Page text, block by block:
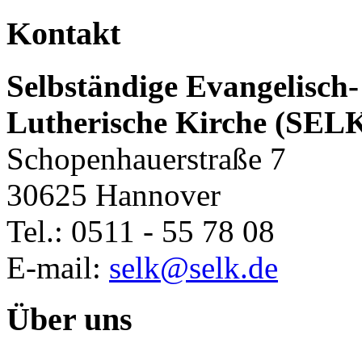
Kontakt
Selbständige Evangelisch-
Lutherische Kirche
Schopenhauerstraße 7
30625 Hannover
Tel.: 0511 - 55 78 08
E-mail: selk@selk.de
Über uns